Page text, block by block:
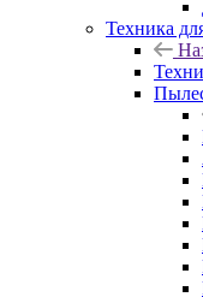
Техника